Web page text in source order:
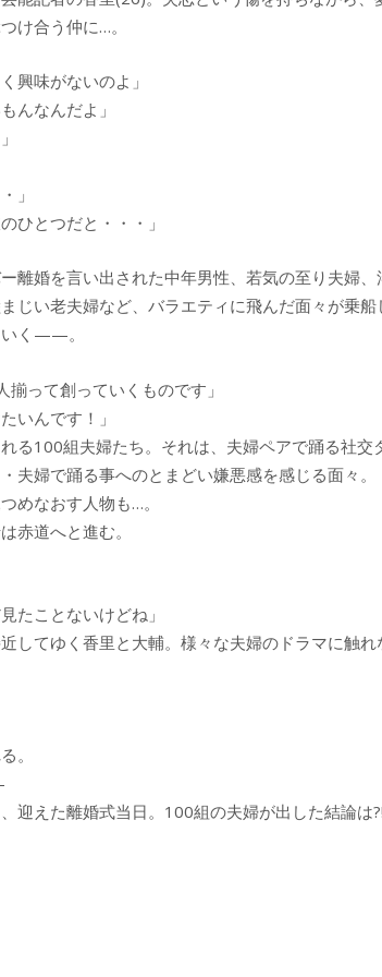
け合う仲に…。
興味がないのよ」
んなんだよ」
」
ひとつだと・・・」
離婚を言い出された中年男性、若気の至り夫婦、
じい老夫婦など、バラエティに飛んだ面々が乗船
いく——。
揃って創っていくものです」
いんです！」
る100組夫婦たち。それは、夫婦ペアで踊る社交
夫婦で踊る事へのとまどい嫌悪感を感じる面々。
めなおす人物も…。
赤道へと進む。
たことないけどね」
してゆく香里と大輔。様々な夫婦のドラマに触
。
迎えた離婚式当日。100組の夫婦が出した結論は?!